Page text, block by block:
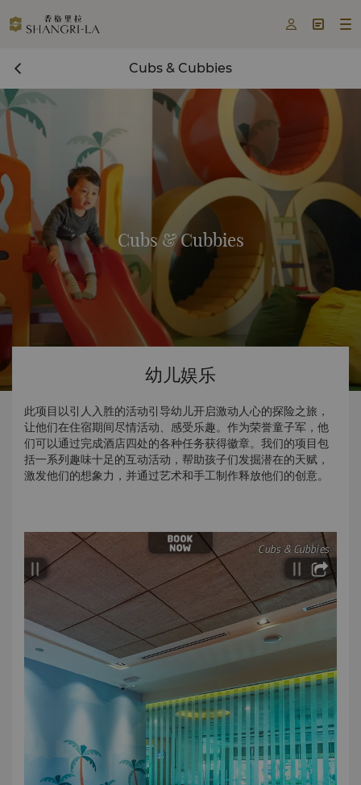
  
Cubs & Cubbies
Cubs & Cubbies
幼儿娱乐
此项目以引人入胜的活动引导幼儿开启激动人心的探险之旅，
让他们在住宿期间尽情活动、感受乐趣。作为荣誉童子军，他
们可以通过完成酒店四处的各种任务获得徽章。我们的项目包
括一系列趣味十足的互动活动，帮助孩子们发掘潜在的天赋，
激发他们的想象力，并通过艺术和手工制作释放他们的创意。